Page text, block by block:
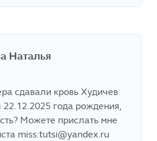
Наталья
сдавали кровь Худичев
года рождения,
Можете прислать мне
miss.tutsi@yandex.ru